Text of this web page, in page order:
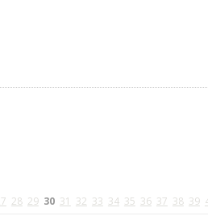
28 29 30 31 32 33 34 35 36 37 38 39